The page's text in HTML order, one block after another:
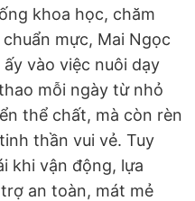
khoa học, chăm
mực, Mai Ngọc
vào việc nuôi dạy
mỗi ngày từ nhỏ
thể chất, mà còn rèn
thần vui vẻ. Tuy
khi vận động, lựa
an toàn, mát mẻ